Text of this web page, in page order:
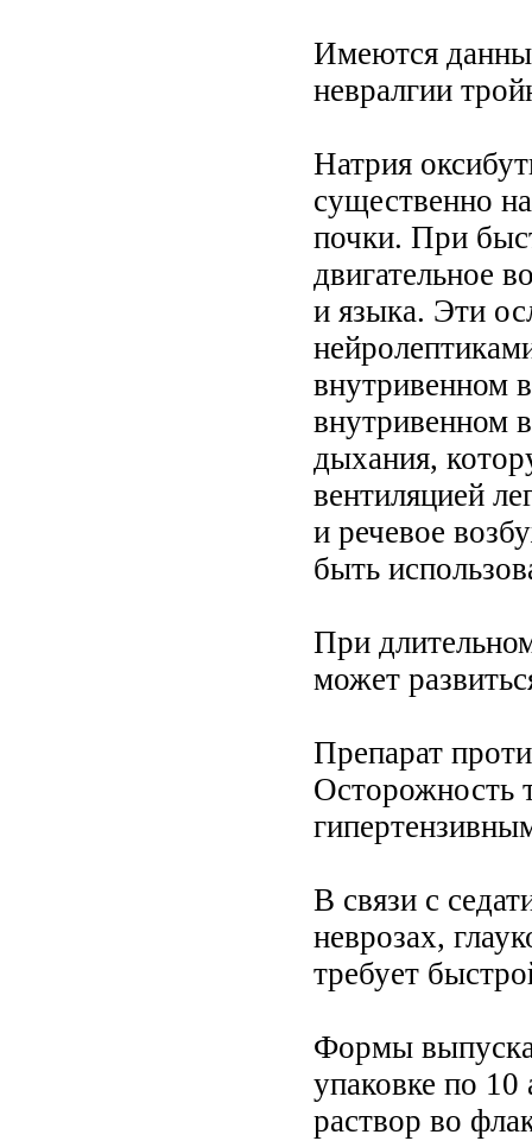
Имеются
невралгии
Натрия
существенно
почки. При
двигательное
и языка. Эти
внутривенном
внутривенном
дыхания,
вентиляцией
и речевое
быть
При
может
Препарат
Осторожность
В связи с
неврозах,
требует
Формы
упаковке по
раствор во